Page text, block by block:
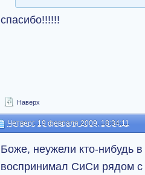
спасибо!!!!!!
Наверх
Четверг, 19 февраля 2009, 18:34:11
Боже, неужели кто-нибудь
воспринимал СиСи рядом